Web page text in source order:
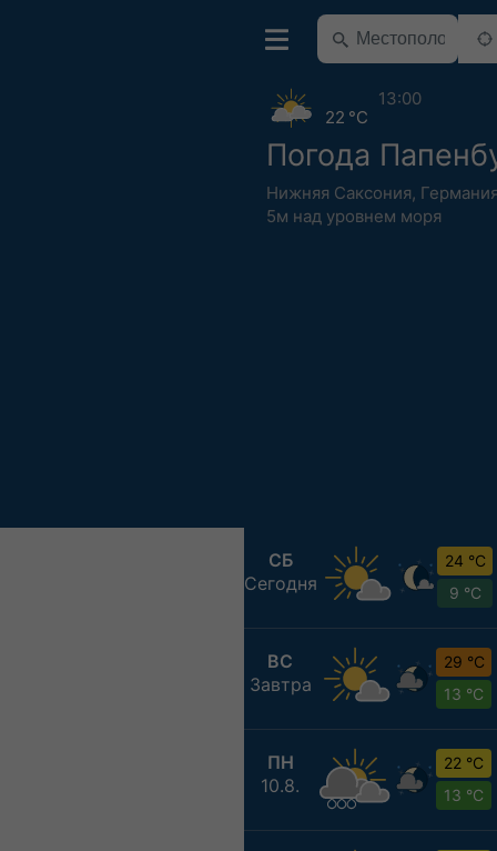
Погода
Нижняя Саксония,
5м над уровнем моря
22 °C
13:00
СБ
Сегодня
24 °C
9 °C
ВС
Завтра
29 °C
13 °C
ПН
10.8.
22 °C
13 °C